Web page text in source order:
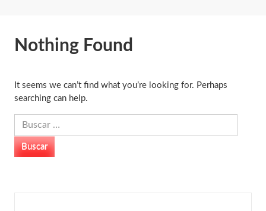
Nothing Found
It seems we can’t find what you’re looking for. Perhaps
searching can help.
Buscar: